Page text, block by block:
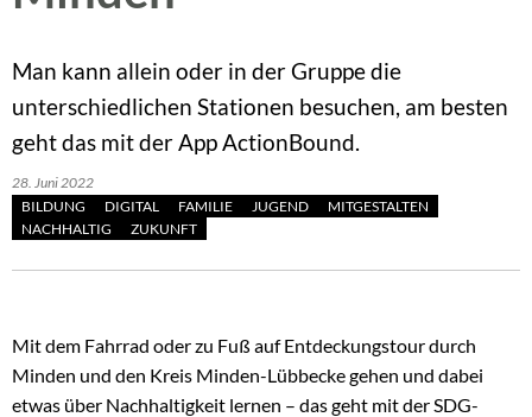
Man kann allein oder in der Gruppe die
unterschiedlichen Stationen besuchen, am besten
geht das mit der App ActionBound.
28. Juni 2022
BILDUNG
DIGITAL FAMILIE JUGEND
MITGESTALTEN
NACHHALTIG
ZUKUNFT
Mit dem Fahrrad oder zu Fuß auf Entdeckungstour durch
Minden und den Kreis Minden-Lübbecke gehen und dabei
etwas über Nachhaltigkeit lernen – das geht mit der SDG-